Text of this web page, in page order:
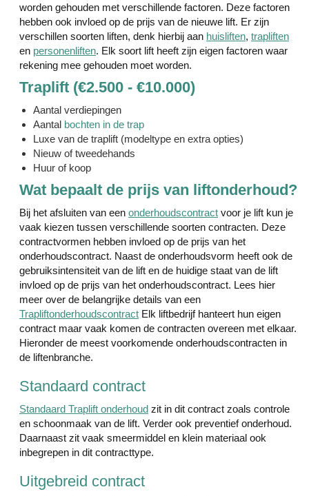
worden gehouden met verschillende factoren. Deze factoren
hebben ook invloed op de prijs van de nieuwe lift. Er zijn
verschillen soorten liften, denk hierbij aan huisliften, trapliften
en personenliften. Elk soort lift heeft zijn eigen factoren waar
rekening mee gehouden moet worden.
Traplift (€2.500 - €10.000)
Aantal verdiepingen
Aantal bochten in de trap
Luxe van de traplift (modeltype en extra opties)
Nieuw of tweedehands
Huur of koop
Wat bepaalt de prijs van liftonderhoud?
Bij het afsluiten van een onderhoudscontract voor je lift kun je
vaak kiezen tussen verschillende soorten contracten. Deze
contractvormen hebben invloed op de prijs van het
onderhoudscontract. Naast de onderhoudsvorm heeft ook de
gebruiksintensiteit van de lift en de huidige staat van de lift
invloed op de prijs van het onderhoudscontract. Lees hier
meer over de belangrijke details van een
Trapliftonderhoudscontract Elk liftbedrijf hanteert hun eigen
contract maar vaak komen de contracten overeen met elkaar.
Hieronder de meest voorkomende onderhoudscontracten in
de liftenbranche.
Standaard contract
Standaard Traplift onderhoud zit in dit contract zoals controle
en schoonmaak van de lift. Verder ook preventief onderhoud.
Daarnaast zit vaak smeermiddel en klein materiaal ook
inbegrepen in dit contracttype.
Uitgebreid contract